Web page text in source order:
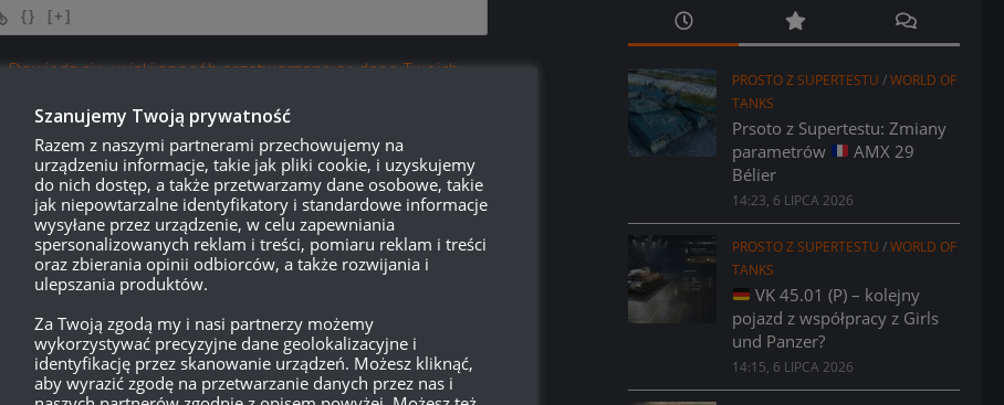
{} [+]
Dowiedz się, w jaki sposób przetwarzane są dane Twoich
PROSTO Z SUPERTESTU /WORLD OF
TANKS
Prsoto z Supertestu: Zmiany
parametrów
AMX 29
Bélier
14:23, 6 LIPCA 2026
PROSTO Z SUPERTESTU /WORLD OF
TANKS
VK 45.01 (P) – kolejny
pojazd z współpracy z Girls
und Panzer?
14:15, 6 LIPCA 2026
Szanujemy Twoją prywatność
Razem z naszymi partnerami przechowujemy na
urządzeniu informacje, takie jak pliki cookie, i uzyskujemy
do nich dostęp, a także przetwarzamy dane osobowe, takie
jak niepowtarzalne identyfikatory i standardowe informacje
wysyłane przez urządzenie, w celu zapewniania
spersonalizowanych reklam i treści, pomiaru reklam i treści
oraz zbierania opinii odbiorców, a także rozwijania i
ulepszania produktów.
Za Twoją zgodą my i nasi partnerzy możemy
wykorzystywać precyzyjne dane geolokalizacyjne i
identyfikację przez skanowanie urządzeń. Możesz kliknąć,
aby wyrazić zgodę na przetwarzanie danych przez nas i